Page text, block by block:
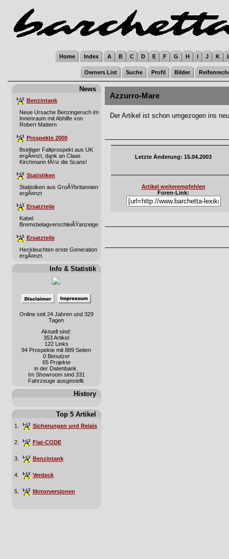
Home Index A B C D E F G H I J K
Owners List Suche Profil Bilder
News
Benzintank
Neue Ursache Benzingeruch im
Innenraum mit Abhilfe von
Robert Mattern
Prospekte 2000
8seitiger Faltprospekt aus UK
ergÃ¤nzt, dank an Claas
Kirchmann fÃ¼r die Scans!
Statistiken
Statistiken aus GroÃŸbritannien
ergÃ¤nzt
Ersatzteile
Kabel
BremsbelagverschleiÃŸanzeige
Ersatzteile
Heckleuchten erste Generation
ergÃ¤nzt.
Info & Statistik
Online seit 24 Jahren und 329
Tagen
Aktuell sind:
353 Artikel
122 Links
94 Prospekte mit 889 Seiten
0 Benutzer
65 Projekte
in der Datenbank.
Im Showroom sind 331
Fahrzeuge ausgestellt.
History
Top 5 Artikel
1. Sicherungen und Relais
2. Fiat-CODE
3. Benzintank
4. Verdeck
5. Motorversionen
Azzurro-Mare
Der Artikel ist schon umgezogen ins
Letzte Änderung: 15.04.2003
Artikel weiterempfehlen
Foren-Link: